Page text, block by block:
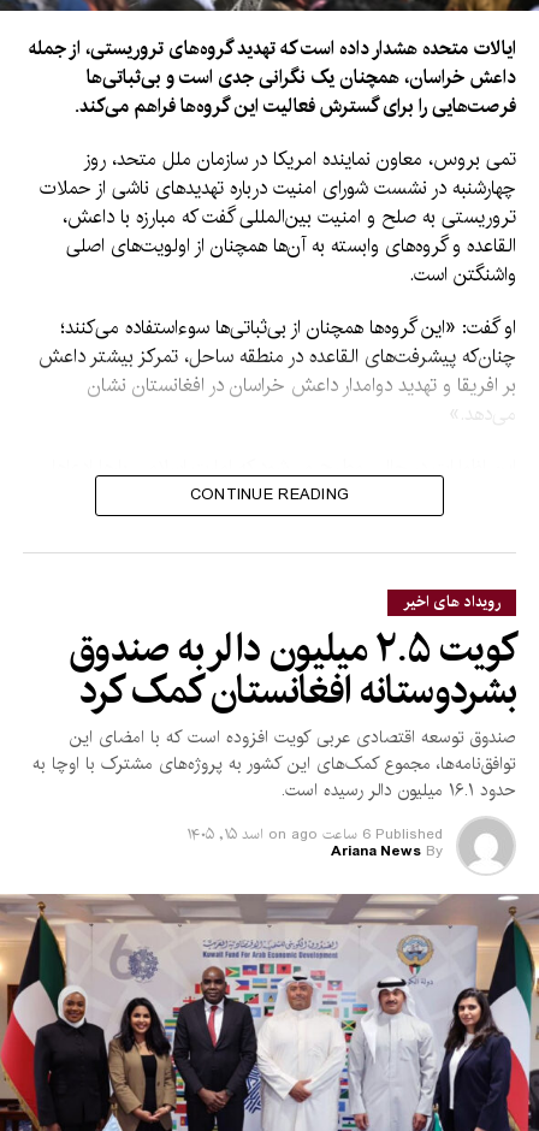
ایالات متحده هشدار داده است که تهدید گروه‌های تروریستی، از جمله
داعش خراسان، همچنان یک نگرانی جدی است و بی‌ثباتی‌ها
فرصت‌هایی را برای گسترش فعالیت این گروه‌ها فراهم می‌کند.
تمی بروس، معاون نماینده امریکا در سازمان ملل متحد، روز
چهارشنبه در نشست شورای امنیت درباره تهدیدهای ناشی از حملات
تروریستی به صلح و امنیت بین‌المللی گفت که مبارزه با داعش،
القاعده و گروه‌های وابسته به آن‌ها همچنان از اولویت‌های اصلی
واشنگتن است.
او گفت: «این گروه‌ها همچنان از بی‌ثباتی‌ها سوءاستفاده می‌کنند؛
چنان‌که پیشرفت‌های القاعده در منطقه ساحل، تمرکز بیشتر داعش
بر افریقا و تهدید دوامدار داعش خراسان در افغانستان نشان
می‌دهد.»
این اظهارات در حالی مطرح می‌شود که امارت اسلامی بارها ادعاها
درباره فعالیت گروه‌های تروریستی در افغانستان را رد کرده و
گفته‌است اجازه نخواهد داد از خاک این کشور علیه امنیت دیگر
کشورها استفاده شود.
CONTINUE READING
رویداد های اخیر
کویت ۲.۵ میلیون دالر به صندوق
بشردوستانه افغانستان کمک کرد
صندوق توسعه اقتصادی عربی کویت افزوده است که با امضای این
توافق‌نامه‌ها، مجموع کمک‌های این کشور به پروژه‌های مشترک با اوچا به
حدود ۱۶.۱ میلیون دالر رسیده است.
Published 6 ساعت ago on اسد ۱۵, ۱۴۰۵
By
Ariana News